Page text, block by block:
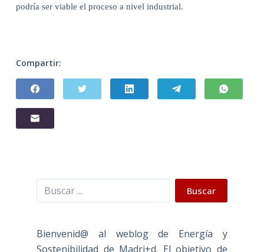
podría ser viable el proceso a nivel industrial.
Compartir:
Buscar Buscar
Bienvenid@ al weblog de Energía y
Sostenibilidad de Madri+d. El objetivo de